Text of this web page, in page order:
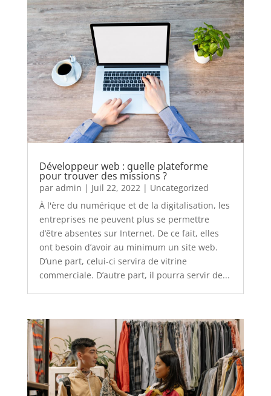
Développeur web : quelle plateforme
pour trouver des missions ?
par admin | Juil 22, 2022 | Uncategorized
À l'ère du numérique et de la digitalisation, les
entreprises ne peuvent plus se permettre
d’être absentes sur Internet. De ce fait, elles
ont besoin d’avoir au minimum un site web.
D’une part, celui-ci servira de vitrine
commerciale. D’autre part, il pourra servir de...